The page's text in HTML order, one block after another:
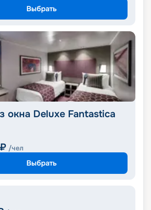
Выбрать
окна Deluxe Fantastica
₽ /чел
Выбрать